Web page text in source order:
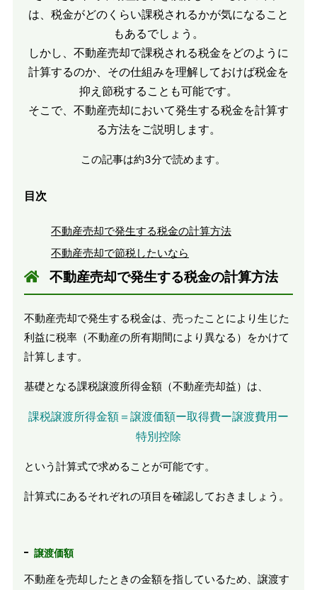
は、税金がどのくらい課税されるかが気になること
もあるでしょう。
しかし、不動産売却で課税される税金をどのように
計算するのか、その仕組みを理解しておけば税金を
抑え節税することも可能です。
そこで、不動産売却において発生する税金を計算す
る方法をご説明します。
この記事は約3分で読めます。
目次
不動産売却で発生する税金の計算方法
不動産売却で節税したいなら
不動産売却で発生する税金の計算方法
不動産売却で発生する税金は、売ったことにより生じた
利益に税率（不動産の所有期間により異なる）をかけて
計算します。
基礎となる課税譲渡所得金額（不動産売却益）は、
課税譲渡所得金額＝譲渡価額ー取得費ー譲渡費用ー
特別控除
という計算式で求めることが可能です。
計算式にあるそれぞれの項目を確認しておきましょう。
譲渡価額
不動産を売却したときの金額を指しているため、譲渡す